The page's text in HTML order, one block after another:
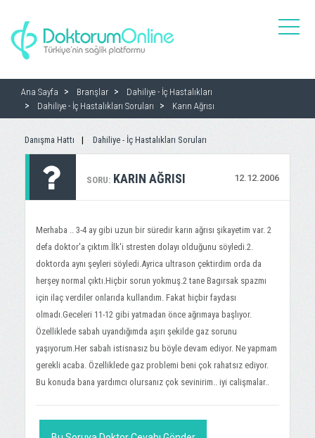
toggle
Ana Sayfa Branşlar
Dahiliye - İç Hastalıkları
Dahiliye - İç Hastalıkları Soruları
Karın Ağrısı
Danışma Hattı Dahiliye - İç Hastalıkları Soruları
SORU: 12.12.2006
KARIN AĞRISI
Merhaba .. 3-4 ay gibi uzun bir süredir karın ağrısı şikayetim var. 2
defa doktor'a çıktım.İlk'i stresten dolayı olduğunu söyledi.2.
doktorda aynı şeyleri söyledi.Ayrica ultrason çektirdim orda da
herşey normal çıktı.Hiçbir sorun yokmuş.2 tane Bagırsak spazmı
için ilaç verdiler onlarıda kullandım. Fakat hiçbir faydası
olmadı.Geceleri 11-12 gibi yatmadan önce ağrımaya başlıyor.
Özelliklede sabah uyandığımda aşırı şekilde gaz sorunu
yaşıyorum.Her sabah istisnasız bu böyle devam ediyor. Ne yapmam
gerekli acaba. Özelliklede gaz problemi beni çok rahatsız ediyor.
Bu konuda bana yardımcı olursanız çok sevinirim.. iyi calişmalar..